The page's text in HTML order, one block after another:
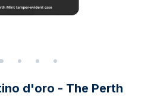
d'oro - The Perth